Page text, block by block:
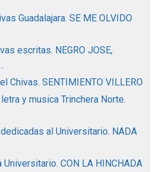
Guadalajara. SE ME OLVIDO
escritas. NEGRO JOSE,
Chivas. SENTIMIENTO VILLERO
y musica Trinchera Norte.
al Universitario. NADA
Universitario. CON LA HINCHADA